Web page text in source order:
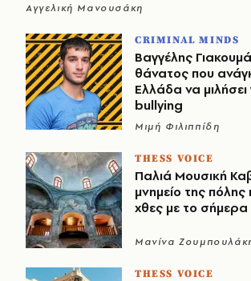
Αγγελική Μανουσάκη
CRIMINAL MINDS
Βαγγέλης
θάνατος που
Ελλάδα να μιλήσει
bullying
Μιμή Φιλιππίδη
THESS VOICE
Παλιά Μουσική
μνημείο της πόλης
χθες με το σήμερα
Μανίνα
THESS VOICE